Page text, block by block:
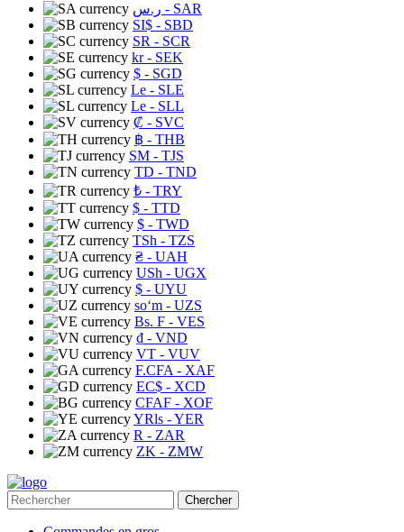
ر.س - SAR
SI$ - SBD
SR - SCR
kr- SEK
$ - SGD
Le - SLE
Le - SLL
₡ - SVC
฿ - THB
ЅМ - TJS
TD - TND
₺ - TRY
$ - TTD
$ - TWD
TSh - TZS
₴ - UAH
USh - UGX
$ - UYU
soʻm - UZS
Bs. F - VES
₫ - VND
VT - VUV
F.CFA - XAF
EC$ - XCD
CFAF - XOF
YRls - YER
R - ZAR
ZK - ZMW
Chercher